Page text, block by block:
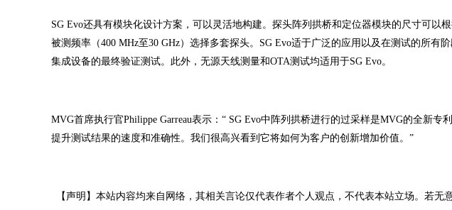
SG Evo还具有模块化设计方案，可以灵活地构建。探头阵列拱桥和定位器模块的尺寸可以
被测频率（400 MHz至30 GHz）选择多套探头。SG Evo适于广泛的应用以及在测试的所有
集成设备的最终验证测试。此外，无源天线测量和OTA测试均适用于SG Evo。
MVG首席执行官Philippe Garreau表示：“ SG Evo中阵列拱桥进行的过采样是MVG的全新
提升测试结果的速度和准确性。我们很高兴看到它将如何为客户的创新增加价值。”
【声明】本站内容均来自网络，其相关言论仅代表作者个人观点，不代表本站立场。若